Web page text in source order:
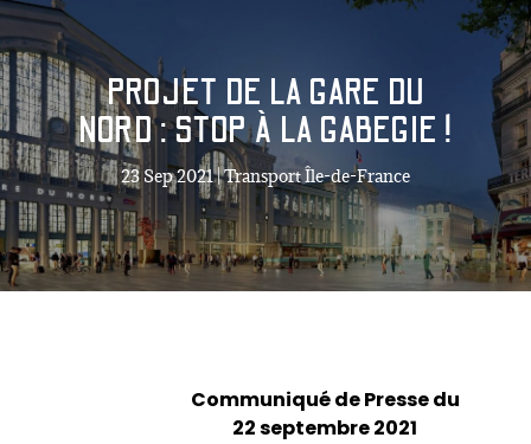
PROJET DE LA GARE DU
NORD : STOP À LA GABEGIE !
23 Sep 2021|Transport Île-de-France
Communiqué de Presse du
22 septembre 2021